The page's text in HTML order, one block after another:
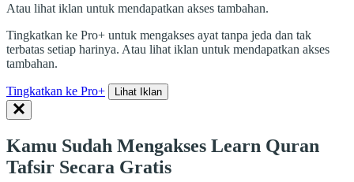
Atau lihat iklan untuk mendapatkan akses tambahan.
Tingkatkan ke Pro+ untuk mengakses ayat tanpa jeda dan tak
terbatas setiap harinya. Atau lihat iklan untuk mendapatkan akses
tambahan.
Tingkatkan ke Pro+ Lihat Iklan
Kamu Sudah Mengakses Learn Quran
Tafsir Secara Gratis